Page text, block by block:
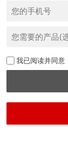
我已阅读并同意